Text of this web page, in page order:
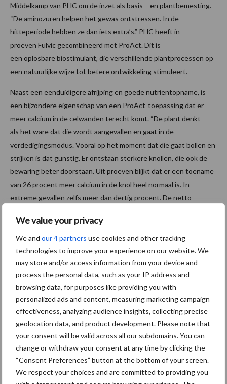
We value your privacy
We and our 4 partners use cookies and other tracking
technologies to improve your experience on our website. We
may store and/or access information from your device and
process the personal data, such as your IP address and
browsing data, for purposes like providing you with
personalized ads and content, measuring marketing campaign
effectiveness, analyzing audience insights, collecting precise
geolocation data, and product development. Please note that
your consent will be valid across all our subdomains. You can
change or withdraw your consent at any time by clicking the
“Consent Preferences” button at the bottom of your screen.
We respect your choices and are committed to providing you
Middelkamp van PHC om de inzet als basis – en plantbemesting.
“De aminozuren helpen het gewas ontstressen. In de
hitteperiode hebben ze dan iets extra’s.” PHC heeft in
proeven Fulvic gecombineerd met ProAct. Dit is
een oplosbare biostimulant, die verschillende plantprocessen op
een natuurlijke wijze tot betere ontwikkeling stimuleert.
Naast een eenduidigere afrijping en goede nutriëntopname, is
een bijzondere eigenschap van een ProAct-toepassing dat er
meer calcium in de celwanden terecht komt. “De plant denkt
als het ware dat die wordt aangevallen en gaat in de
verdedigingsmodus. Vooral op het moment dat die gaat bollen en
strijken is dat gunstig. Er ontstaan sterkere knollen, die ook de
bewaring beter doorstaan. Uit proeven blijkt dat er een toename
van 26 procent meer calcium in de knol heel normaal is. In
extreme gevallen zelfs meer dan dertig procent. De netto-
procent hoger en er werd een grovere sortering waargenomen.